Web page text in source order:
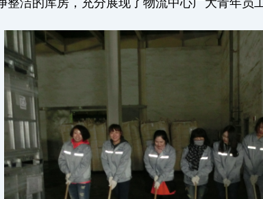
洁的库房，充分展现了物流中心广大青年员